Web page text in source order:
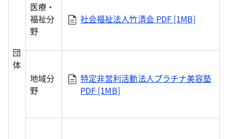
団
体
医療・
福祉分
野
社会福祉法人竹清会 PDF [1MB]
地域分
野
特定非営利活動法人プラチナ美容塾
PDF [1MB]